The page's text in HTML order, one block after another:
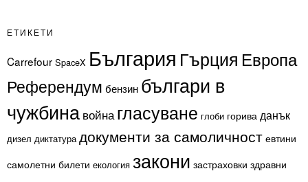
ЕТИКЕТИ
Carrefour SpaceX България Гърция Европа
Референдум бензин българи в
чужбина война гласуване глоби горива данък
дизел диктатура документи за самоличност евтини
самолетни билети екология закони застраховки здравни